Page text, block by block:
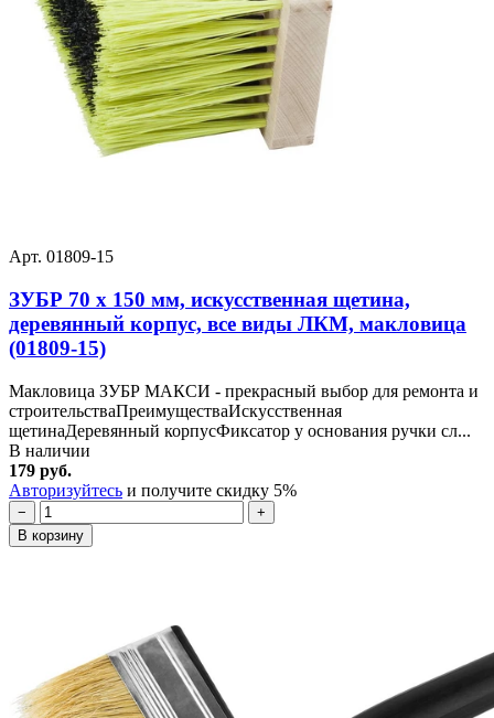
Арт. 01809-15
ЗУБР 70 х 150 мм, искусственная щетина,
деревянный корпус, все виды ЛКМ, макловица
(01809-15)
Макловица ЗУБР МАКСИ - прекрасный выбор для ремонта и
строительстваПреимуществаИскусственная
щетинаДеревянный корпусФиксатор у основания ручки сл...
В наличии
179 руб.
Авторизуйтесь и получите скидку 5%
−
+
В корзину